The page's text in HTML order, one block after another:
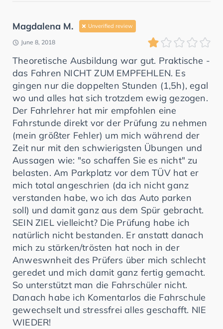
Magdalena M. Unverified review
June 8, 2018
Theoretische Ausbildung war gut. Praktische -
das Fahren NICHT ZUM EMPFEHLEN. Es
gingen nur die doppelten Stunden (1,5h), egal
wo und alles hat sich trotzdem ewig gezogen.
Der Fahrlehrer hat mir empfohlen eine
Fahrstunde direkt vor der Prüfung zu nehmen
(mein größter Fehler) um mich während der
Zeit nur mit den schwierigsten Übungen und
Aussagen wie: "so schaffen Sie es nicht" zu
belasten. Am Parkplatz vor dem TÜV hat er
mich total angeschrien (da ich nicht ganz
verstanden habe, wo ich das Auto parken
soll) und damit ganz aus dem Spür gebracht.
SEIN ZIEL vielleicht? Die Prüfung habe ich
natürlich nicht bestanden. Er anstatt danach
mich zu stärken/trösten hat noch in der
Anweswnheit des Prüfers über mich schlecht
geredet und mich damit ganz fertig gemacht.
So unterstützt man die Fahrschüler nicht.
Danach habe ich Komentarlos die Fahrschule
gewechselt und stressfrei alles geschafft. NIE
WIEDER!